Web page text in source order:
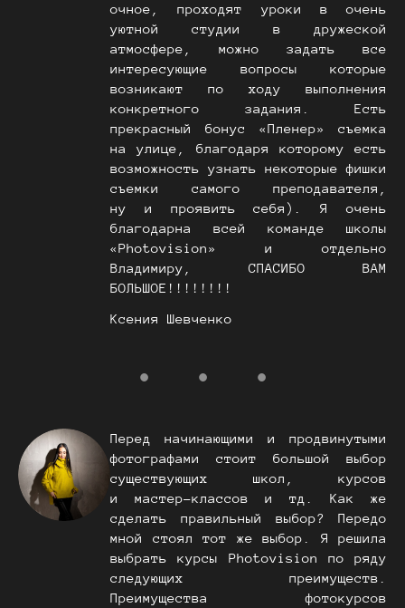
очное, проходят уроки в очень
уютной студии в дружеской
атмосфере, можно задать все
интересующие вопросы которые
возникают по ходу выполнения
конкретного задания. Есть
прекрасный бонус «Пленер» съемка
на улице, благодаря которому есть
возможность узнать некоторые фишки
съемки самого преподавателя,
ну и проявить себя). Я очень
благодарна всей команде школы
«Photovision» и отдельно
Владимиру, СПАСИБО ВАМ
БОЛЬШОЕ!!!!!!!!
Ксения Шевченко
Перед начинающими и продвинутыми
фотографами стоит большой выбор
существующих школ, курсов
и мастер-классов и тд. Как же
сделать правильный выбор? Передо
мной стоял тот же выбор. Я решила
выбрать курсы Photovision по ряду
следующих преимуществ.
Преимущества фотокурсов